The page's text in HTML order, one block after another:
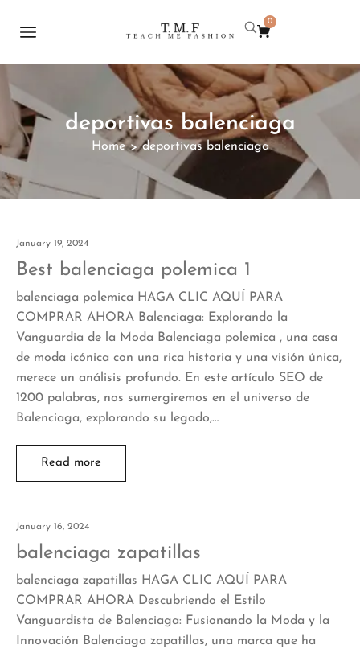
0
deportivas balenciaga
Home > deportivas balenciaga
January 19, 2024
Best balenciaga polemica 1
balenciaga polemica HAGA CLIC AQUÍ PARA
COMPRAR AHORA Balenciaga: Explorando la
Vanguardia de la Moda Balenciaga polemica , una casa
de moda icónica con una rica historia y una visión única,
merece un análisis profundo. En este artículo SEO de
1200 palabras, nos sumergiremos en el universo de
Balenciaga, explorando su legado,…
Read more
January 16, 2024
balenciaga zapatillas
balenciaga zapatillas HAGA CLIC AQUÍ PARA
COMPRAR AHORA Descubriendo el Estilo
Vanguardista de Balenciaga: Fusionando la Moda y la
Innovación Balenciaga zapatillas, una marca que ha